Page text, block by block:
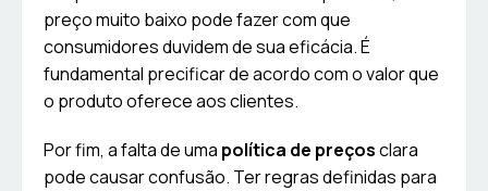
preço muito baixo pode fazer com que
consumidores duvidem de sua eficácia. É
fundamental precificar de acordo com o valor que
o produto oferece aos clientes.
Por fim, a falta de uma política de preçosclara
pode causar confusão. Ter regras definidas para